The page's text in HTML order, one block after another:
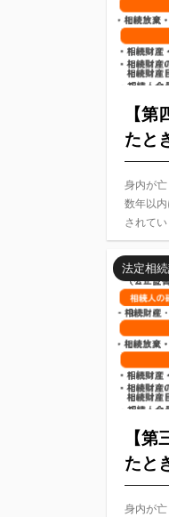
【
たと
身内が
数年以
されてい
法定相
【
たと
身内が